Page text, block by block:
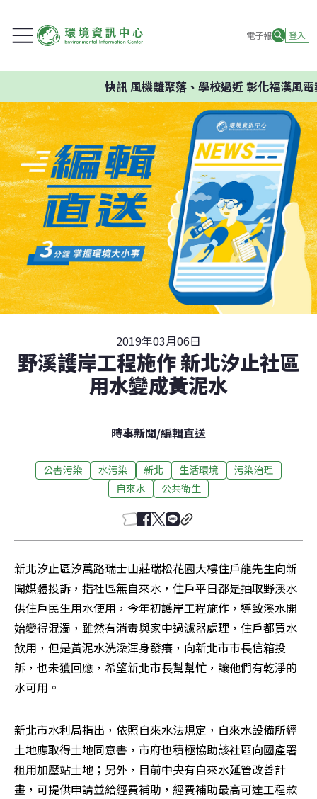
電子報 登入
快訊風機離聚落、學校過近 彰化福漢風電
2019年03月06日
野溪護岸工程施作 新北汐止社區
用水變成黃泥水
時事新聞/編輯直送
公害污染 水污染 新北 生活環境
污染治理
自來水
公共衛生
新北汐止區汐萬路瑞士山莊瑞松花園大樓住戶龍先生向新
聞媒體投訴，指社區無自來水，住戶平日都是抽取野溪水
供住戶民生用水使用，今年初護岸工程施作，導致溪水開
始變得混濁，雖然有消毒與家中過濾器處理，住戶都買水
飲用，但是黃泥水洗澡渾身發癢，向新北市市長信箱投
訴，也未獲回應，希望新北市長幫幫忙，讓他們有乾淨的
水可用。
新北市水利局指出，依照自來水法規定，自來水設備所經
土地應取得土地同意書，市府也積極協助該社區向國產署
租用加壓站土地；另外，目前中央有自來水延管改善計
畫，可提供申請並給經費補助，經費補助最高可達工程款